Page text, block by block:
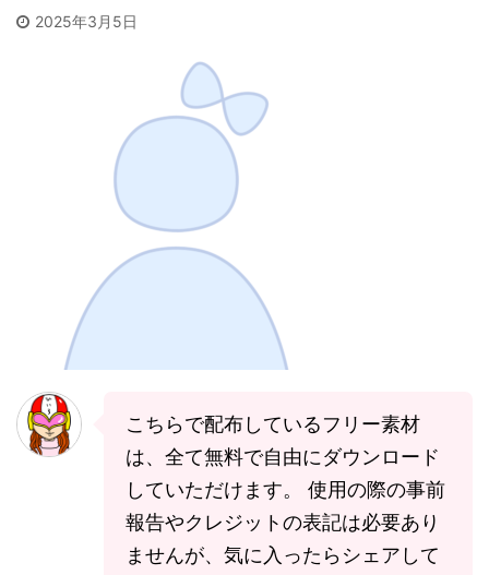
2025年3月5日
こちらで配布しているフリー素材
は、全て無料で自由にダウンロード
していただけます。 使用の際の事前
報告やクレジットの表記は必要あり
ませんが、気に入ったらシェアして